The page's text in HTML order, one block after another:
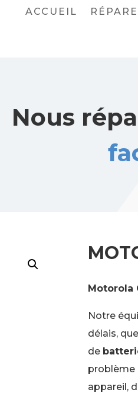
ACCUEIL
Nous
face
Motorola
Notre
délais,
de
problème
appareil,